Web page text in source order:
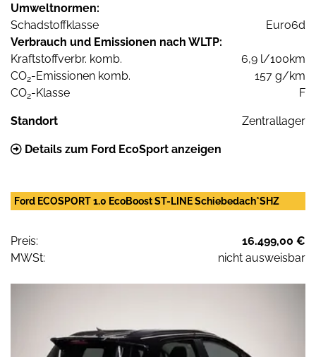
Umweltnormen:
Schadstoffklasse
Euro6d
Verbrauch und Emissionen nach WLTP:
Kraftstoffverbr. komb.
6,9 l/100km
CO2-Emissionen komb.
157 g/km
CO2-Klasse F
Standort Zentrallager
Details zum Ford EcoSport anzeigen
Ford ECOSPORT 1.0 EcoBoost ST-LINE Schiebedach*SHZ
Preis:
16.499,00 €
MWSt:
nicht ausweisbar